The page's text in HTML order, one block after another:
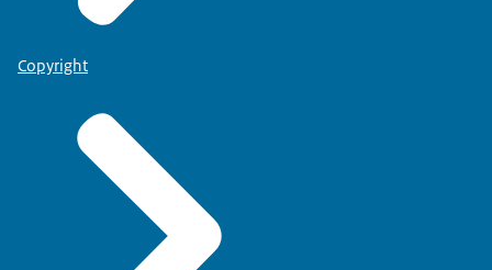
Copyright